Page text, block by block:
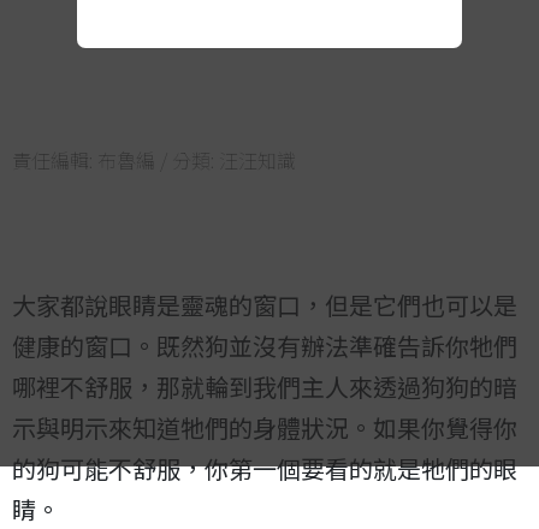
責任編輯: 布魯編 / 分類: 汪汪知識
大家都說眼睛是靈魂的窗口，但是它們也可以是
健康的窗口。既然狗並沒有辦法準確告訴你牠們
哪裡不舒服，那就輪到我們主人來透過狗狗的暗
示與明示來知道牠們的身體狀況。如果你覺得你
的狗可能不舒服，你第一個要看的就是牠們的眼
睛。